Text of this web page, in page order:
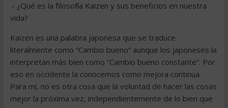
.- ¿Qué es la filosofía Kaizen y sus beneficios en nuestra
vida?
Kaizen es una palabra japonesa que se traduce
literalmente como “Cambio bueno” aunque los japoneses la
interpretan más bien como “Cambio bueno constante”. Por
eso en occidente la conocemos como mejora continua.
Para mí, no es otra cosa que la voluntad de hacer las cosas
mejor la próxima vez, independientemente de lo bien que